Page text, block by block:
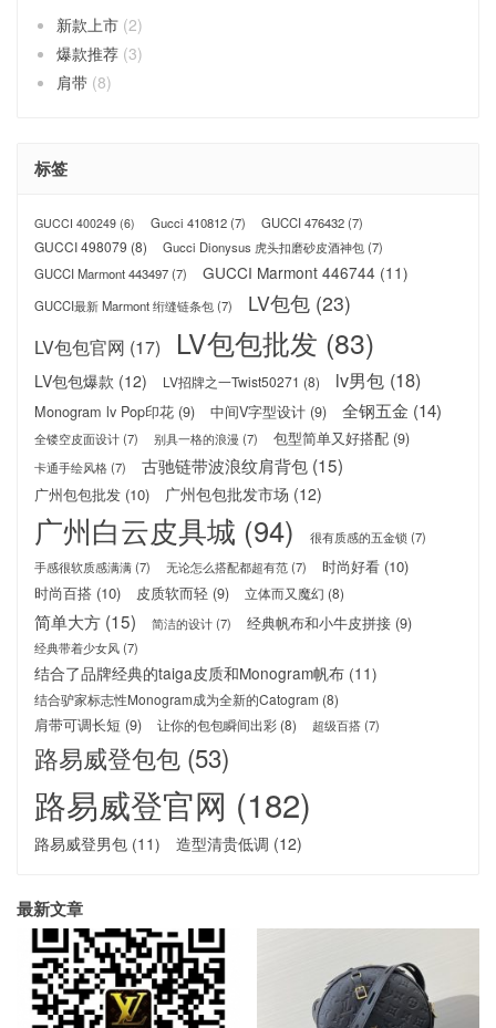
新款上市 (2)
爆款推荐 (3)
肩带 (8)
标签
GUCCI 400249 (6) Gucci 410812(7) GUCCI 476432(7)
GUCCI 498079 (8) Gucci Dionysus 虎头扣磨砂皮酒神包(7)
GUCCI Marmont 443497(7) GUCCI Marmont 446744 (11)
GUCCI最新 Marmont 绗缝链条包(7) LV包包 (23)
LV包包官网 (17) LV包包批发 (83)
LV包包爆款 (12) LV招牌之一Twist50271 (8) lv男包 (18)
Monogram lv Pop印花 (9) 中间V字型设计 (9) 全钢五金 (14)
全镂空皮面设计(7) 别具一格的浪漫 (7) 包型简单又好搭配 (9)
卡通手绘风格(7) 古驰链带波浪纹肩背包 (15)
广州包包批发 (10) 广州包包批发市场 (12)
广州白云皮具城 (94) 很有质感的五金锁 (7)
手感很软质感满满(7) 无论怎么搭配都超有范(7) 时尚好看 (10)
时尚百搭 (10) 皮质软而轻 (9) 立体而又魔幻 (8)
简单大方 (15) 简洁的设计(7) 经典帆布和小牛皮拼接 (9)
经典带着少女风(7)
结合了品牌经典的taiga皮质和Monogram帆布 (11)
结合驴家标志性Monogram成为全新的Catogram (8)
肩带可调长短 (9) 让你的包包瞬间出彩 (8) 超级百搭(7)
路易威登包包 (53)
路易威登官网 (182)
路易威登男包 (11) 造型清贵低调 (12)
最新文章